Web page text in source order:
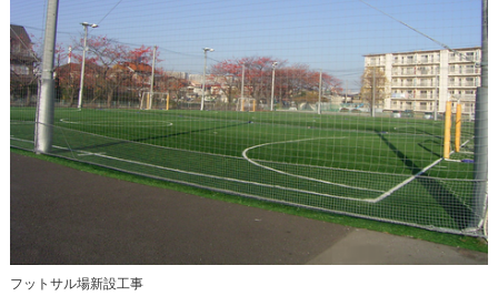
フットサル場新設工事